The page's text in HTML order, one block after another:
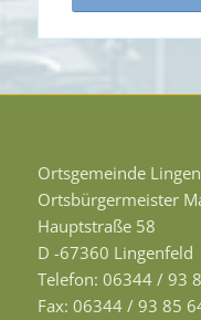
Ortsgemeinde
Ortsbürgermeister
Hauptstraße 58
D -67360 Lingenfeld
Telefon: 06344 / 93
Fax: 06344 / 93 85